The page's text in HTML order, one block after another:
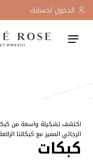
الدخول لحسابك
اكتشف تشكيلة واسعة من
الرجالي المميز مع كبكاتنا
كبكات